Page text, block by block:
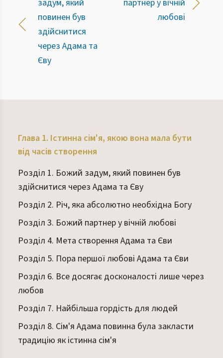
задум, який
повинен був
здійснитися
через Адама та
Єву
партнер у вічній
любові
Глава 1. Істинна сім'я, якою вона мала бути
від часів створення
Розділ 1. Божий задум, який повинен був
здійснитися через Адама та Єву
Розділ 2. Річ, яка абсолютно необхідна Богу
Розділ 3. Божий партнер у вічній любові
Розділ 4. Мета створення Адама та Єви
Розділ 5. Пора першої любові Адама та Єви
Розділ 6. Все досягає досконалості лише через
любов
Розділ 7. Найбільша гордість для людей
Розділ 8. Сім'я Адама повинна була закласти
традицію як істинна сім'я